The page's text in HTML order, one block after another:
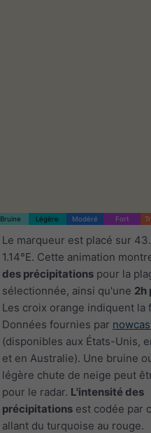
Bruine Légère Modéré Fort
Le marqueur est placé sur
1.14°E. Cette animation
des précipitations pour la
sélectionnée, ainsi qu'une 2h
Les croix orange indiquent la
Données fournies par
(disponibles aux États-Unis,
et en Australie). Une bruine
légère chute de neige peut
pour le radar. L'intensité des
précipitations est codée par
allant du turquoise au rouge.